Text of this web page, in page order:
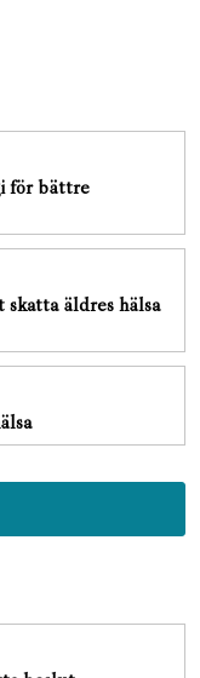
för bättre
äldres hälsa